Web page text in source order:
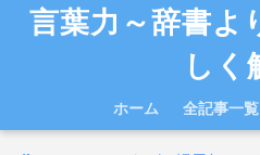
言葉力～辞書よ
しく
ホーム 全記事一覧